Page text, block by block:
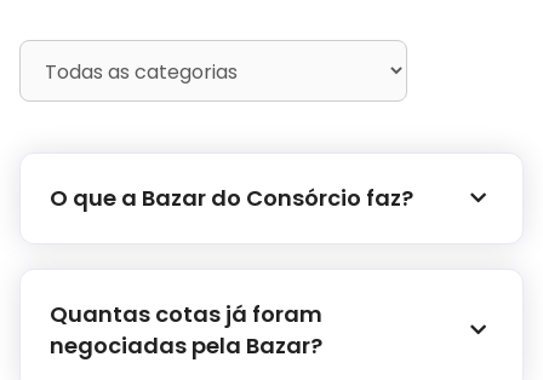
O que a Bazar do Consórcio faz?
Quantas cotas já foram
negociadas pela Bazar?